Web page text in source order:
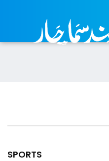
SPORTS